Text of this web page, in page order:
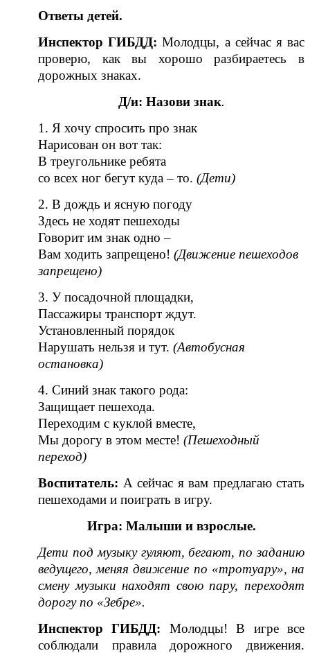
Ответы детей.
Инспектор ГИБДД: Молодцы, а сейчас я вас
проверю, как вы хорошо разбираетесь в
дорожных знаках.
Д/и: Назови знак.
1. Я хочу спросить про знак
Нарисован он вот так:
В треугольнике ребята
со всех ног бегут куда – то.(Дети)
2. В дождь и ясную погоду
Здесь не ходят пешеходы
Говорит им знак одно –
Вам ходить запрещено!(Движение пешеходов
запрещено)
3. У посадочной площадки,
Пассажиры транспорт ждут.
Установленный порядок
Нарушать нельзя и тут.(Автобусная
остановка)
4. Синий знак такого рода:
Защищает пешехода.
Переходим с куклой вместе,
Мы дорогу в этом месте!(Пешеходный
переход)
Воспитатель: А сейчас я вам предлагаю стать
пешеходами и поиграть в игру.
Игра: Малыши и взрослые.
Дети под музыку гуляют, бегают, по заданию
ведущего, меняя движение по «тротуару», на
смену музыки находят свою пару, переходят
дорогу по «Зебре».
Инспектор ГИБДД: Молодцы! В игре все
соблюдали правила дорожного движения.